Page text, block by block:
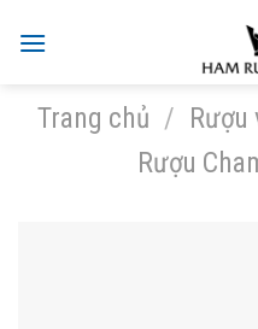
Trang chủ / Rượu
Rượu